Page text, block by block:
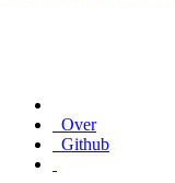
Over
Github